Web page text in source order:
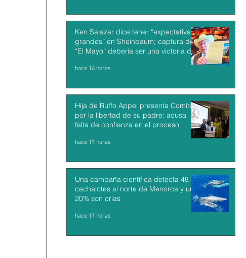
Ken Salazar dice tener “expectativas
grandes” en Sheinbaum; captura de
“El Mayo” debería ser una victoria de
hace 16 horas
Hija de Ruffo Appel presenta Comité
por la libertad de su padre; acusa
falta de confianza en el proceso
hace 17 horas
Una campaña científica detecta 48
cachalotes al norte de Menorca y un
20% son crías
hace 17 horas